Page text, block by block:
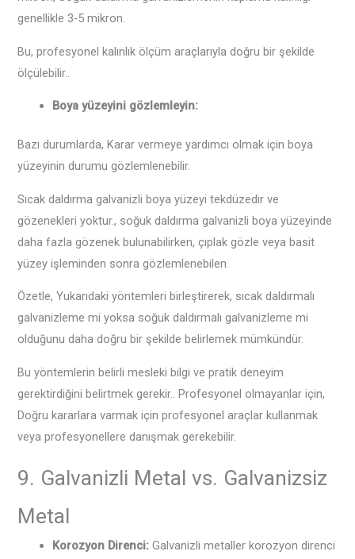
genellikle 3-5 mikron.
Bu, profesyonel kalınlık ölçüm araçlarıyla doğru bir şekilde
ölçülebilir..
Boya yüzeyini gözlemleyin:
Bazı durumlarda, Karar vermeye yardımcı olmak için boya
yüzeyinin durumu gözlemlenebilir.
Sıcak daldırma galvanizli boya yüzeyi tekdüzedir ve
gözenekleri yoktur., soğuk daldırma galvanizli boya yüzeyinde
daha fazla gözenek bulunabilirken, çıplak gözle veya basit
yüzey işleminden sonra gözlemlenebilen.
Özetle, Yukarıdaki yöntemleri birleştirerek, sıcak daldırmalı
galvanizleme mi yoksa soğuk daldırmalı galvanizleme mi
olduğunu daha doğru bir şekilde belirlemek mümkündür.
Bu yöntemlerin belirli mesleki bilgi ve pratik deneyim
gerektirdiğini belirtmek gerekir.. Profesyonel olmayanlar için,
Doğru kararlara varmak için profesyonel araçlar kullanmak
veya profesyonellere danışmak gerekebilir.
9. Galvanizli Metal vs. Galvanizsiz
Metal
Korozyon Direnci: Galvanizli metaller korozyon direnci